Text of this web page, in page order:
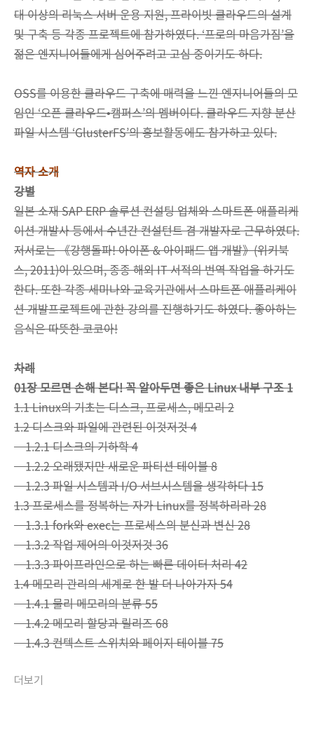
대 이상의 리눅스 서버 운용 지원, 프라이빗 클라우드의 설계
및 구축 등 각종 프로젝트에 참가하였다. ‘프로의 마음가짐’을
젊은 엔지니어들에게 심어주려고 고심 중이기도 하다.
OSS를 이용한 클라우드 구축에 매력을 느낀 엔지니어들의 모
임인 ‘오픈 클라우드•캠퍼스’의 멤버이다. 클라우드 지향 분산
파일 시스템 ‘GlusterFS’의 홍보활동에도 참가하고 있다.
역자 소개
강별
일본 소재 SAP ERP 솔루션 컨설팅 업체와 스마트폰 애플리케
이션 개발사 등에서 수년간 컨설턴트 겸 개발자로 근무하였다.
저서로는 《강행돌파! 아이폰 & 아이패드 앱 개발》(위키북
스, 2011)이 있으며, 종종 해외 IT 서적의 번역 작업을 하기도
한다. 또한 각종 세미나와 교육기관에서 스마트폰 애플리케이
션 개발프로젝트에 관한 강의를 진행하기도 하였다. 좋아하는
음식은 따뜻한 코코아!
차례
01장 모르면 손해 본다! 꼭 알아두면 좋은 Linux 내부 구조 1
1.1 Linux의 기초는 디스크, 프로세스, 메모리 2
1.2 디스크와 파일에 관련된 이것저것 4
1.2.1 디스크의 기하학 4
1.2.2 오래됐지만 새로운 파티션 테이블 8
1.2.3 파일 시스템과 I/O 서브시스템을 생각하다 15
1.3 프로세스를 정복하는 자가 Linux를 정복하리라 28
1.3.1 fork와 exec는 프로세스의 분신과 변신 28
1.3.2 작업 제어의 이것저것 36
1.3.3 파이프라인으로 하는 빠른 데이터 처리 42
1.4 메모리 관리의 세계로 한 발 더 나아가자 54
1.4.1 물리 메모리의 분류 55
1.4.2 메모리 할당과 릴리즈 68
1.4.3 컨텍스트 스위치와 페이지 테이블 75
더보기